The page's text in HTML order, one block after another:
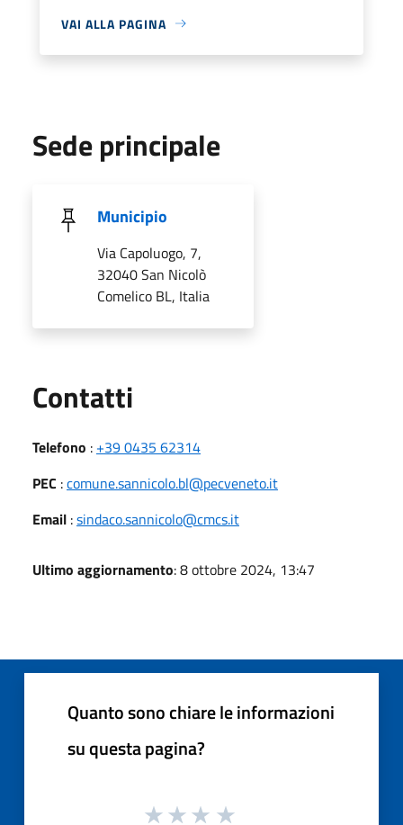
VAI ALLA PAGINA
Sede principale
Municipio
Via Capoluogo, 7,
32040 San Nicolò
Comelico BL, Italia
Contatti
Telefono : +39 0435 62314
PEC :comune.sannicolo.bl@pecveneto.it
Email :sindaco.sannicolo@cmcs.it
Ultimo aggiornamento: 8 ottobre 2024, 13:47
Quanto sono chiare le informazioni
su questa pagina?